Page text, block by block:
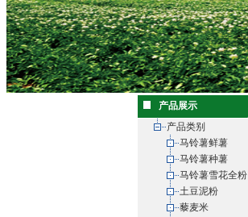
产品展示
产品类别
马铃薯鲜薯
马铃薯种薯
马铃薯雪花全粉
土豆泥粉
藜麦米